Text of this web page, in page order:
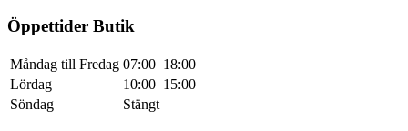
Öppettider Butik
Måndag till Fredag 07:00 18:00
Lördag
10:00 15:00
Söndag
Stängt